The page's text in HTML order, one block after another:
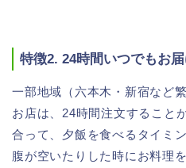
特徴2. 24時間いつでもお
一部地域（六本木・新宿など
お店は、24時間注文すること
合って、夕飯を食べるタイミ
腹が空いたりした時にお料理